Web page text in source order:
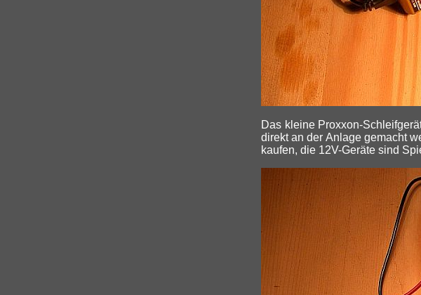
Das kleine Proxxon-
direkt an der Anlage gemacht
kaufen, die 12V-Geräte sind